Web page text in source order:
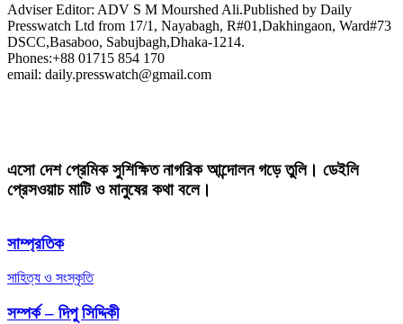
Adviser Editor: ADV S M Mourshed Ali.Published by Daily
Presswatch Ltd from 17/1, Nayabagh, R#01,Dakhingaon, Ward#73
DSCC,Basaboo, Sabujbagh,Dhaka-1214.
Phones:+88 01715 854 170
email: daily.presswatch@gmail.com
এসো দেশ প্রেমিক সুশিক্ষিত নাগরিক আন্দোলন গড়ে তুলি। ডেইলি
প্রেসওয়াচ মাটি ও মানুষের কথা বলে।
সাম্প্রতিক
সাহিত্য ও সংস্কৃতি
সম্পর্ক – দিপু সিদ্দিকী